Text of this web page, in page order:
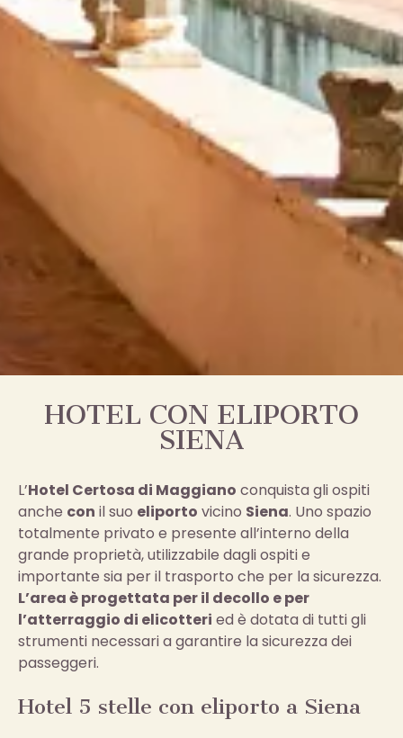
HOTEL CON ELIPORTO
SIENA
L’Hotel Certosa di Maggiano conquista gli ospiti
anche con il suo eliporto vicino Siena. Uno spazio
totalmente privato e presente all’interno della
grande proprietà, utilizzabile dagli ospiti e
importante sia per il trasporto che per la sicurezza.
L’area è progettata per il decollo e per
l’atterraggio di elicotteri ed è dotata di tutti gli
strumenti necessari a garantire la sicurezza dei
passeggeri.
Hotel 5 stelle con eliporto a Siena